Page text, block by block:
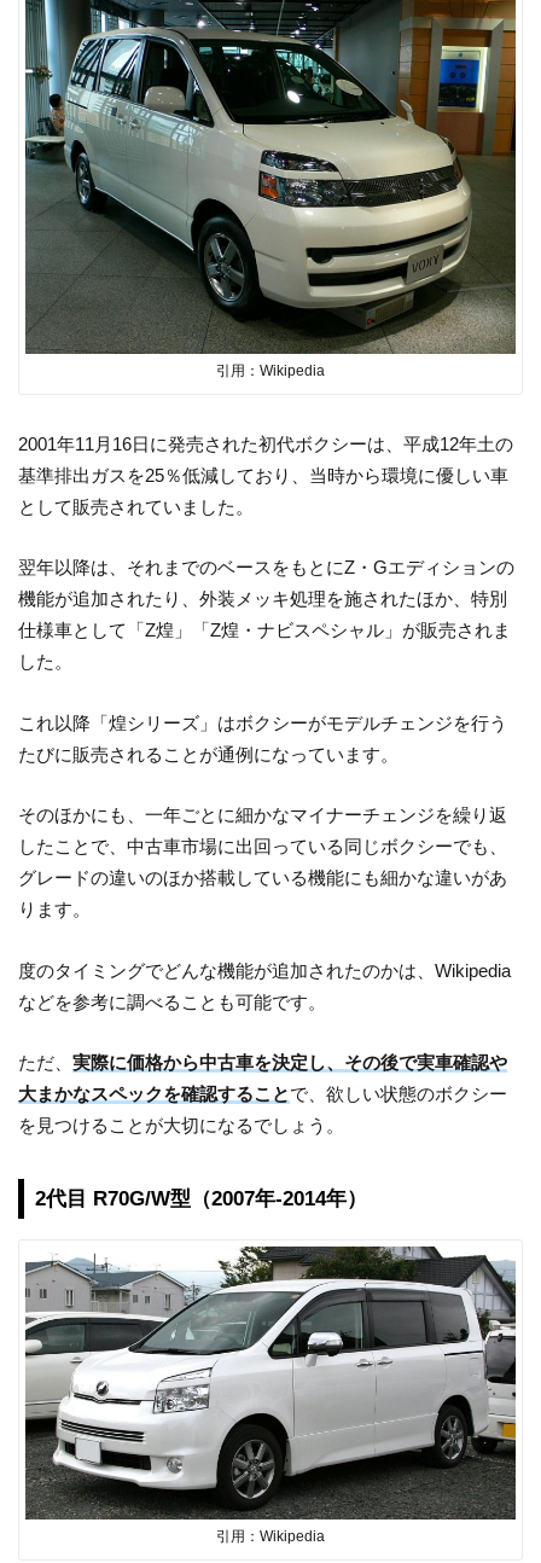
引用：Wikipedia
2001年11月16日に発売された初代ボクシーは、平成12年土の
基準排出ガスを25％低減しており、当時から環境に優しい車
として販売されていました。
翌年以降は、それまでのベースをもとにZ・Gエディションの
機能が追加されたり、外装メッキ処理を施されたほか、特別
仕様車として「Z煌」「Z煌・ナビスペシャル」が販売されま
した。
これ以降「煌シリーズ」はボクシーがモデルチェンジを行う
たびに販売されることが通例になっています。
そのほかにも、一年ごとに細かなマイナーチェンジを繰り返
したことで、中古車市場に出回っている同じボクシーでも、
グレードの違いのほか搭載している機能にも細かな違いがあ
ります。
度のタイミングでどんな機能が追加されたのかは、Wikipedia
などを参考に調べることも可能です。
ただ、実際に価格から中古車を決定し、その後で実車確認や
大まかなスペックを確認することで、欲しい状態のボクシー
を見つけることが大切になるでしょう。
2代目 R70G/W型（2007年-2014年）
引用：Wikipedia